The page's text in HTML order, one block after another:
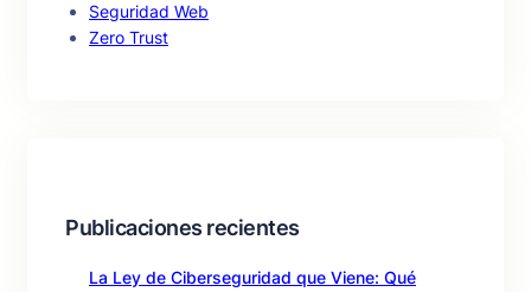
Seguridad Web
Zero Trust
Publicaciones recientes
La Ley de Ciberseguridad que Viene: Qué